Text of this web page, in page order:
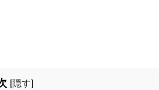
[隠す]